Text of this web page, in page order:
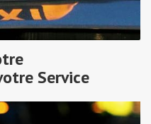
Service